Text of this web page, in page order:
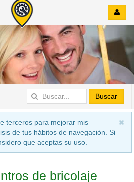
Buscar
terceros para mejorar mis
de tus hábitos de navegación. Si
que aceptas su uso.
de bricolaje